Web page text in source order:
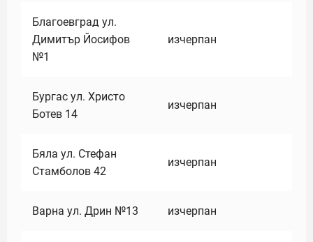
Благоевград ул.
Димитър Йосифов
№1
изчерпан
Бургас ул. Христо
Ботев 14
изчерпан
Бяла ул. Стефан
Стамболов 42
изчерпан
Варна ул. Дрин №13 изчерпан